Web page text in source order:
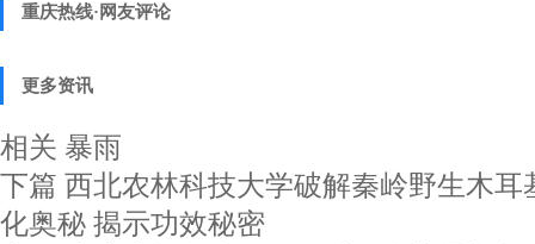
重庆热线·网友评论
更多资讯
相关 暴雨
下篇 西北农林科技大学破解秦岭野生木耳
化奥秘 揭示功效秘密